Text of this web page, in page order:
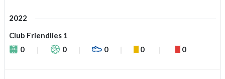
2022
Club Friendlies 1
0
0 0 0 0